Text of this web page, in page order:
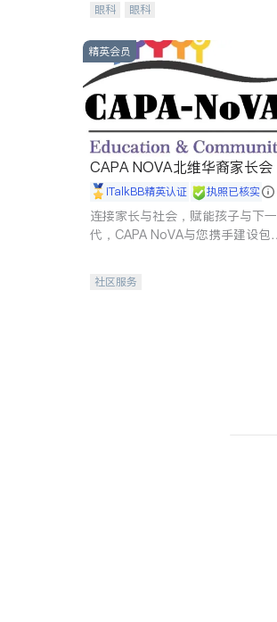
眼科 眼科
精英会员
CAPA NOVA北维华裔家长会
iTalkBB精英认证 执照已核实
连接家长与社会，赋能孩子与下一
代，CAPA NoVA与您携手建设包
社区服务